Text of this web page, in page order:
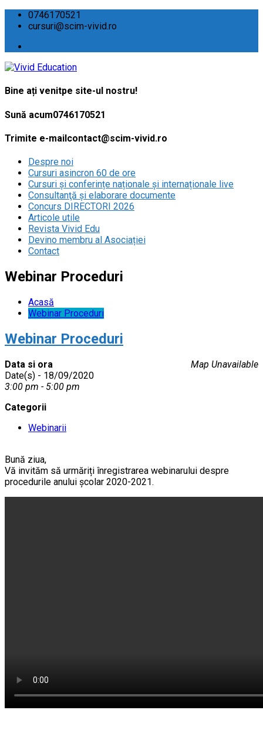
0746170521
cursuri@scim-vivid.ro
Bine ați venitpe site-ul nostru!
Sună acum0746170521
Trimite e-mailcontact@scim-vivid.ro
Despre noi
Cursuri asincron 60 de ore
Cursuri și conferințe naționale și internaționale live
Consultanţă și elaborare documente
Concurs DIRECTORI 2026
Articole utile
Revista Vivid Edu
Devino membru al Asociației
Contact
Webinar Proceduri
Acasă
Webinar Proceduri
Webinar Proceduri
Map Unavailable
Data si ora
Date(s) - 18/09/2020
3:00 pm - 5:00 pm
Categorii
Webinarii
Bună ziua,
Vă invităm să urmăriți înregistrarea webinarului despre
procedurile anului școlar 2020-2021.